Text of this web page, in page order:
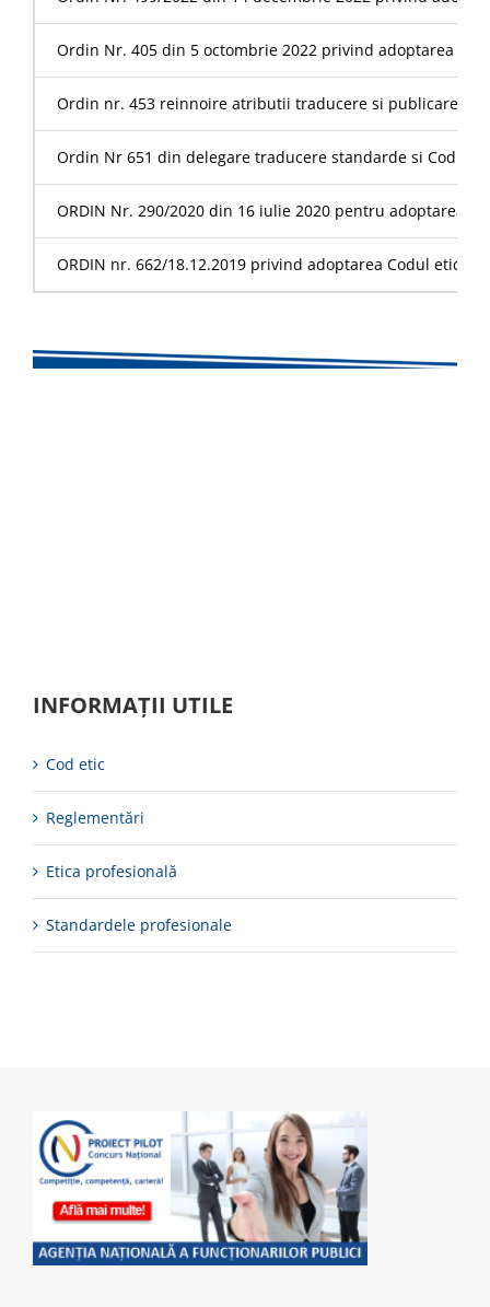
Ordin Nr. 405 din 5 octombrie 2022 privind adoptarea
Ordin nr. 453 reinnoire atributii traducere si publicare
Ordin Nr 651 din delegare traducere standarde si Cod etic
ORDIN Nr. 290/2020 din 16 iulie 2020 pentru adoptarea
ORDIN nr. 662/18.12.2019 privind adoptarea Codul etic
INFORMAȚII UTILE
Cod etic
Reglementări
Etica profesională
Standardele profesionale